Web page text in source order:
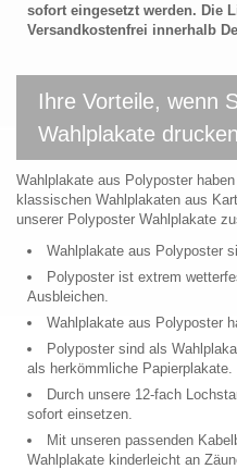
sofort eingesetzt werden. Die
Versandkostenfrei innerhalb
Ihre Vorteile, wenn
Wahlplakate
Wahlplakate aus Polyposter
klassischen Wahlplakaten aus
unserer Polyposter Wahlplakate
Wahlplakate aus Polyposter
Polyposter ist extrem
Ausbleichen.
Wahlplakate aus Polyposter
Polyposter sind als
als herkömmliche Papierplakate.
Durch unsere 12-fach
sofort einsetzen.
Mit unseren passenden
Wahlplakate kinderleicht an